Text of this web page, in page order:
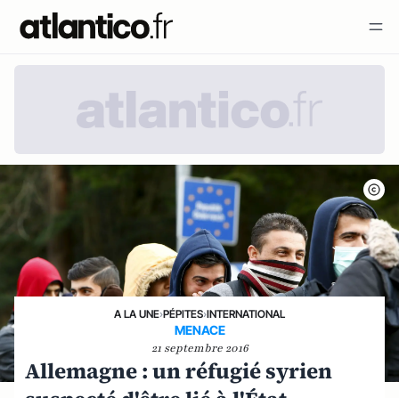
A LA UNE›PÉPITES›INTERNATIONAL
MENACE
21 septembre 2016
Allemagne : un réfugié syrien